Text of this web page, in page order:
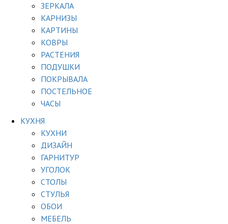
ЗЕРКАЛА
КАРНИЗЫ
КАРТИНЫ
КОВРЫ
РАСТЕНИЯ
ПОДУШКИ
ПОКРЫВАЛА
ПОСТЕЛЬНОЕ
ЧАСЫ
КУХНЯ
КУХНИ
ДИЗАЙН
ГАРНИТУР
УГОЛОК
СТОЛЫ
СТУЛЬЯ
ОБОИ
МЕБЕЛЬ